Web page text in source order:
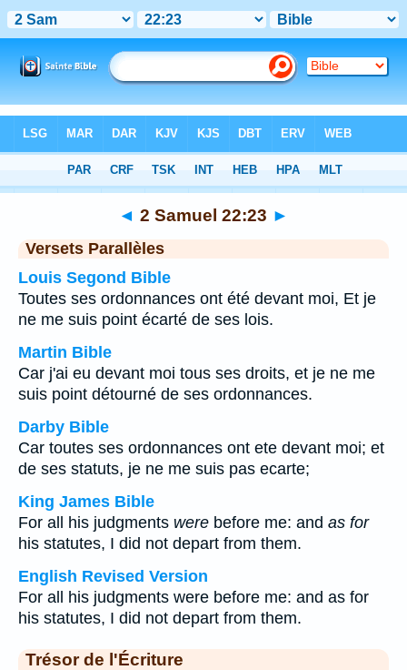
Chapitre 22 > Verset 23
◄ 2 Samuel 22:23 ►
Versets Parallèles
Louis Segond Bible
Toutes ses ordonnances ont été devant moi, Et je
ne me suis point écarté de ses lois.
Martin Bible
Car j'ai eu devant moi tous ses droits, et je ne me
suis point détourné de ses ordonnances.
Darby Bible
Car toutes ses ordonnances ont ete devant moi; et
de ses statuts, je ne me suis pas ecarte;
King James Bible
For all his judgments were before me: and as for
his statutes, I did not depart from them.
English Revised Version
For all his judgments were before me: and as for
his statutes, I did not depart from them.
Trésor de l'Écriture